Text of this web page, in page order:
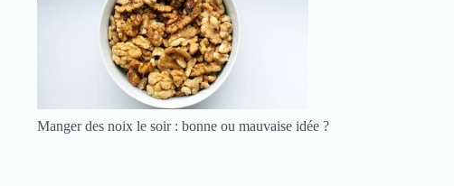
Manger des noix le soir : bonne ou mauvaise idée ?